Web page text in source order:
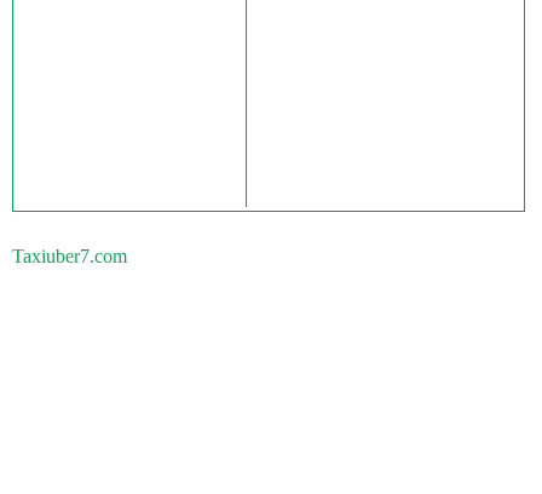
Taxiuber7.com